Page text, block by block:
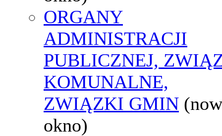
ORGANY
ADMINISTRACJI
PUBLICZNEJ,
KOMUNALNE,
ZWIĄZKI GMIN
okno)